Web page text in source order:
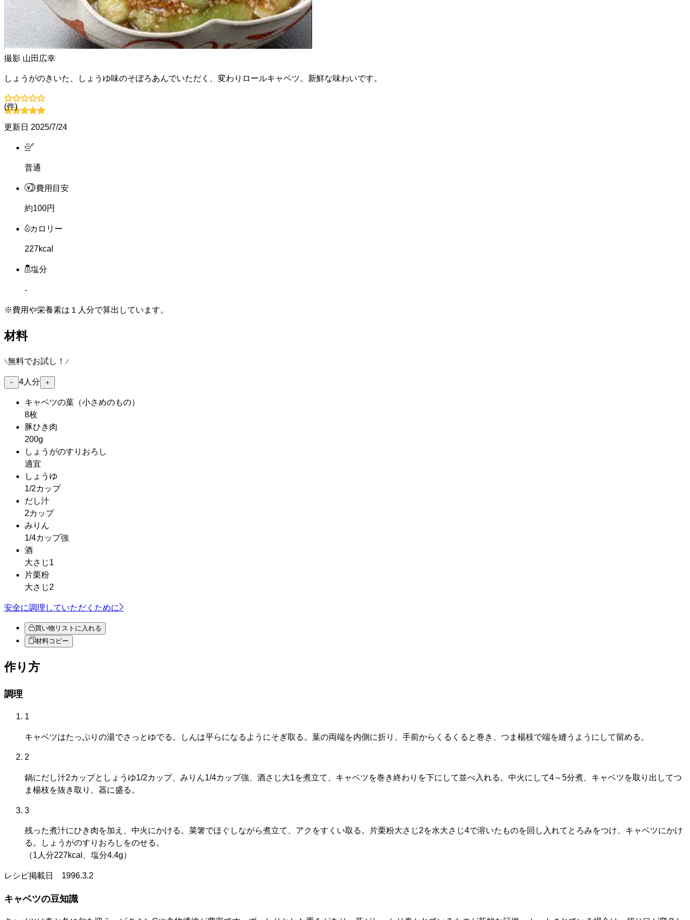
撮影 山田広幸
しょうがのきいた、しょうゆ味のそぼろあんでいただく、変わりロールキャベツ。新鮮な味わいです。
(件)
更新日 2025/7/24
普通
費用目安
約100円
カロリー
227kcal
塩分
-
※費用や栄養素は １人分で算出しています。
材料
無料でお試し！
－ 4人分 ＋
キャベツの葉 （小さめのもの）
8枚
豚ひき肉
200g
しょうがのすりおろし
適宜
しょうゆ
1/2カップ
だし汁
2カップ
みりん
1/4カップ強
酒
大さじ1
片栗粉
大さじ2
安全に調理していただくために
買い物リストに入れる
材料コピー
作り方
調理
1
キャベツはたっぷりの湯でさっとゆでる。しんは平らになるようにそぎ取る。葉の両端を内側に折り、手前からくるくると巻き、つま楊枝で端を縫うようにして留める。
2
鍋にだし汁2カップとしょうゆ1/2カップ、みりん1/4カップ強、酒さじ大1を煮立て、キャベツを巻き終わりを下にして並べ入れる。中火にして4～5分煮、キャベツを取り出してつ
ま楊枝を抜き取り、器に盛る。
3
残った煮汁にひき肉を加え、中火にかける。菜箸でほぐしながら煮立て、アクをすくい取る。片栗粉大さじ2を水大さじ4で溶いたものを回し入れてとろみをつけ、キャベツにかけ
る。しょうがのすりおろしをのせる。
（1人分227kcal、塩分4.4g）
レシピ掲載日 1996.3.2
キャベツの豆知識